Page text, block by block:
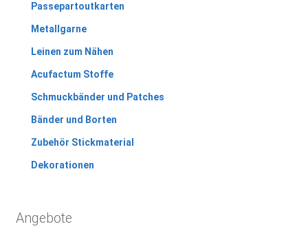
Passepartoutkarten
Metallgarne
Leinen zum Nähen
Acufactum Stoffe
Schmuckbänder und Patches
Bänder und Borten
Zubehör Stickmaterial
Dekorationen
Angebote